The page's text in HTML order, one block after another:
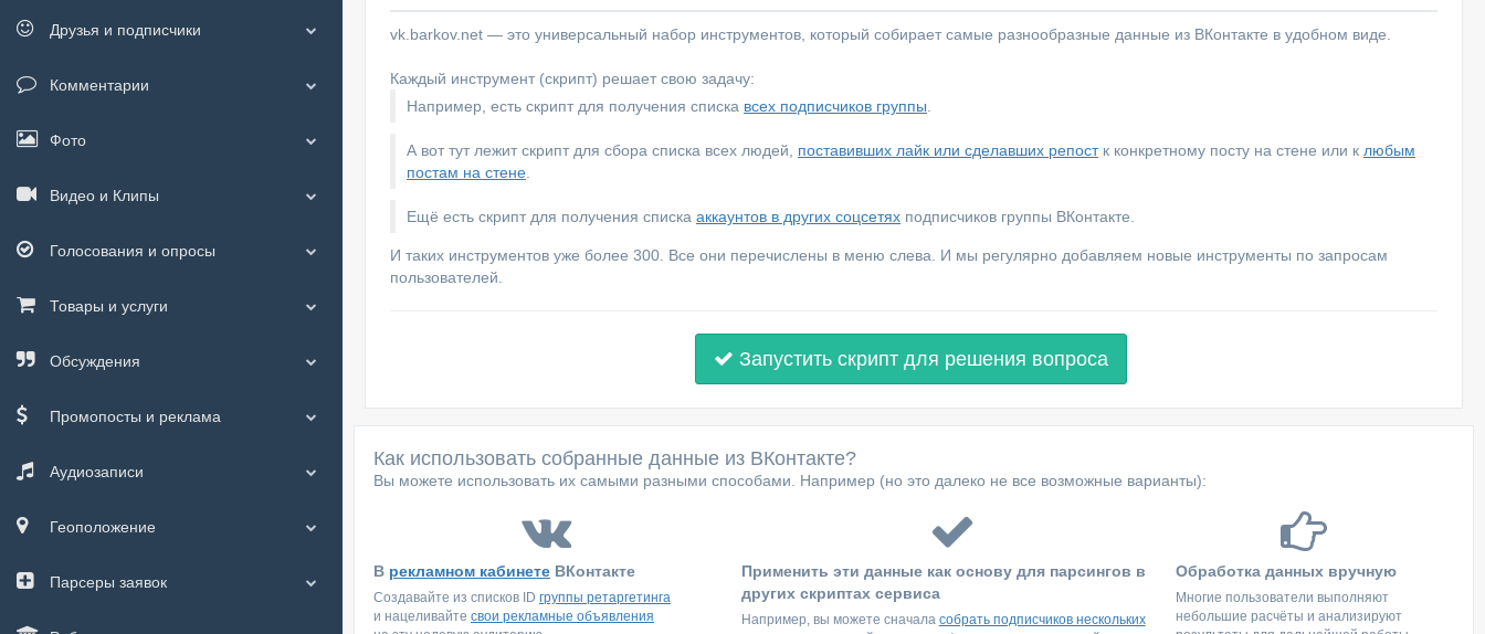
vk.barkov.net — это универсальный набор инструментов, который собирает самые разнообразные данные из ВКонтакте в удобном виде.
Каждый инструмент (скрипт) решает свою задачу:
Например, есть скрипт для получения списка всех подписчиков группы
А вот тут лежит скрипт для сбора списка всех людей, поставивших лайк или сделавших репостк конкретному посту на стене или к любым
постам на стене
Ещё есть скрипт для получения списка аккаунтов в других соцсетях подписчиков группы ВКонтакте.
И таких инструментов уже более 300. Все они перечислены в меню слева. И мы регулярно добавляем новые инструменты по запросам
пользователей.
Запустить скрипт для решения вопроса
Как использовать собранные данные из ВКонтакте?
Вы можете использовать их самыми разными способами. Например (но это далеко не все возможные варианты):
В рекламном кабинете ВКонтакте
Создавайте из списков ID группы ретаргетинга
и нацеливайте свои рекламные объявления
Применить эти данные как основу для парсингов в
других скриптах сервиса
Например, вы можете сначала собрать подписчиков нескольких
Обработка данных вручную
Многие пользователи выполняют
небольшие расчёты и анализируют
Друзья и подписчики
Комментарии
Фото
Видео и Клипы
Голосования и опросы
Товары и услуги
Обсуждения
Промопосты и реклама
Аудиозаписи
Геоположение
Парсеры заявок